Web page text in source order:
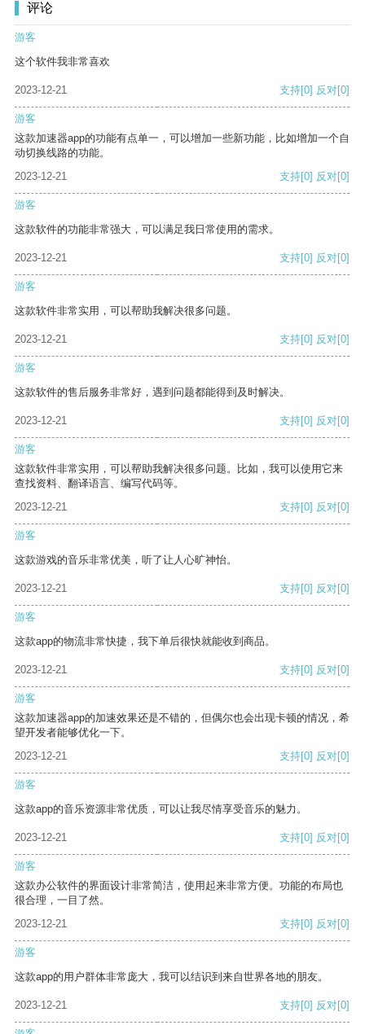
评论
游客
这个软件我非常喜欢
2023-12-21 支持[0] 反对[0]
游客
这款加速器app的功能有点单一，可以增加一些新功能，比如增加一个自
动切换线路的功能。
2023-12-21
支持[0] 反对[0]
游客
这款软件的功能非常强大，可以满足我日常使用的需求。
2023-12-21 支持[0] 反对[0]
游客
这款软件非常实用，可以帮助我解决很多问题。
2023-12-21 支持[0] 反对[0]
游客
这款软件的售后服务非常好，遇到问题都能得到及时解决。
2023-12-21 支持[0] 反对[0]
游客
这款软件非常实用，可以帮助我解决很多问题。比如，我可以使用它来
查找资料、翻译语言、编写代码等。
2023-12-21
支持[0] 反对[0]
游客
这款游戏的音乐非常优美，听了让人心旷神怡。
2023-12-21 支持[0] 反对[0]
游客
这款app的物流非常快捷，我下单后很快就能收到商品。
2023-12-21 支持[0] 反对[0]
游客
这款加速器app的加速效果还是不错的，但偶尔也会出现卡顿的情况，希
望开发者能够优化一下。
2023-12-21
支持[0] 反对[0]
游客
这款app的音乐资源非常优质，可以让我尽情享受音乐的魅力。
2023-12-21 支持[0] 反对[0]
游客
这款办公软件的界面设计非常简洁，使用起来非常方便。功能的布局也
很合理，一目了然。
2023-12-21
支持[0] 反对[0]
游客
这款app的用户群体非常庞大，我可以结识到来自世界各地的朋友。
2023-12-21 支持[0] 反对[0]